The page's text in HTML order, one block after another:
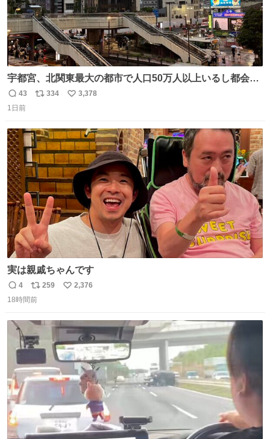
宇都宮、北関東最大の都市で人口50万人以上いるし都会何
だろうなと思っていたら想像以上に都会で興奮した
返
信
43
リ
ト
数
334
い
数
3,378
1日前
実は親戚ちゃんです
返
信
4
リ
ポ
ト
数
259
い
数
2,376
18時間前